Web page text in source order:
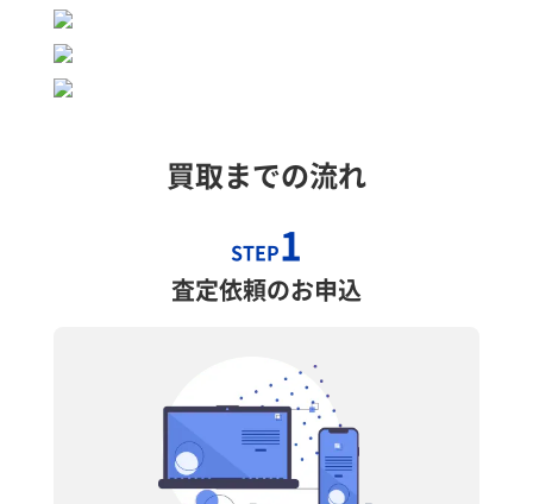
買取までの流れ
STEP1
査定依頼のお申込